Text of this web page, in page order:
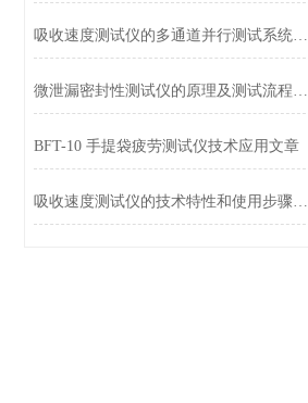
吸收速度测试仪的多通道并行测试系统设计
微泄漏密封性测试仪的原理及测试流程详解
BFT-10 手提袋疲劳测试仪技术应用文章
吸收速度测试仪的技术特性和使用步骤说明